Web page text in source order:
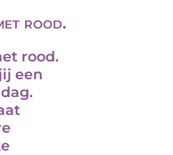
rood.
rood.
een